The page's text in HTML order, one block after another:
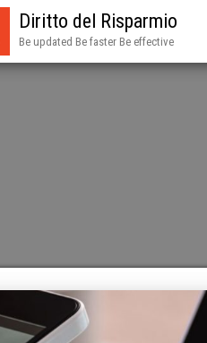
Diritto del Risparmio
Be updated Be faster Be effective